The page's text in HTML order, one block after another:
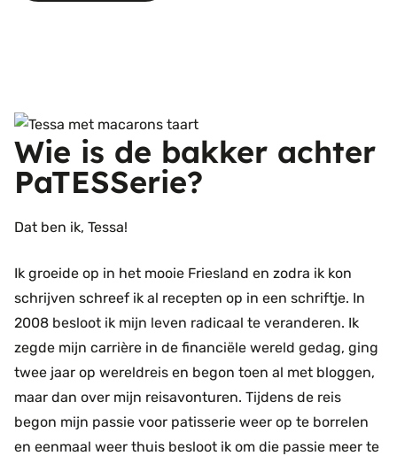
Wie is de bakker achter
PaTESSerie?
Dat ben ik, Tessa!
Ik groeide op in het mooie Friesland en zodra ik kon
schrijven schreef ik al recepten op in een schriftje. In
2008 besloot ik mijn leven radicaal te veranderen. Ik
zegde mijn carrière in de financiële wereld gedag, ging
twee jaar op wereldreis en begon toen al met bloggen,
maar dan over mijn reisavonturen. Tijdens de reis
begon mijn passie voor patisserie weer op te borrelen
en eenmaal weer thuis besloot ik om die passie meer te